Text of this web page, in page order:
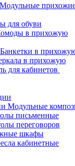
Модульные
для обуви
в прихожую
Банкетки в
в прихожую
для кабинетов
Модульные
письменные
переговоров
шкафы
кабинетные